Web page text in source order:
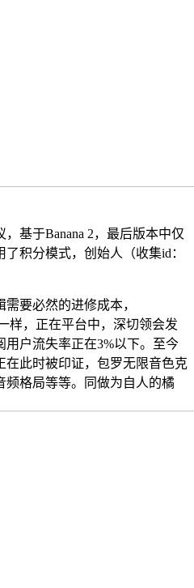
于Banana 2，最后版本中仅
积分模式，创始人（收集id：
要必然的进修成本，
样，正在平台中，深切领会发
户流失率正在3%以下。至今
在此时被印证，包罗无限音色克
频格局等等。同做为自人的橘